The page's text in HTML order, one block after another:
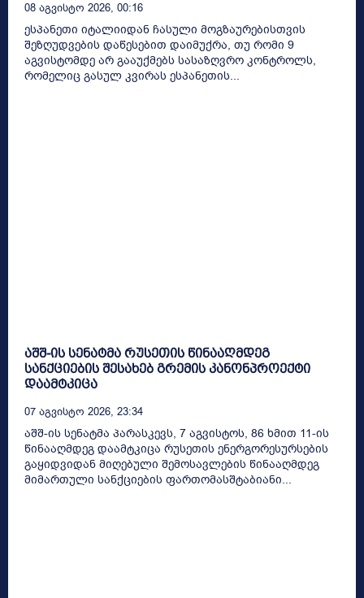
08 Აგვისტო 2026, 00:16
ესპანეთი იტალიიდან ჩასული მოგზაურებისთვის
შეზღუდვების დაწესებით დაიმუქრა, თუ რომი 9
აგვისტომდე არ გააუქმებს სასაზღვრო კონტროლს,
რომელიც გასულ კვირას ესპანეთის...
აშშ-ის სენატმა რუსეთის წინააღმდეგ
სანქციების შესახებ გრემის კანონპროექტი
დაამტკიცა
07 Აგვისტო 2026, 23:34
აშშ-ის სენატმა პარასკევს, 7 აგვისტოს, 86 ხმით 11-ის
წინააღმდეგ დაამტკიცა რუსეთის ენერგორესურსების
გაყიდვიდან მიღებული შემოსავლების წინააღმდეგ
მიმართული სანქციების ფართომასშტაბიანი...